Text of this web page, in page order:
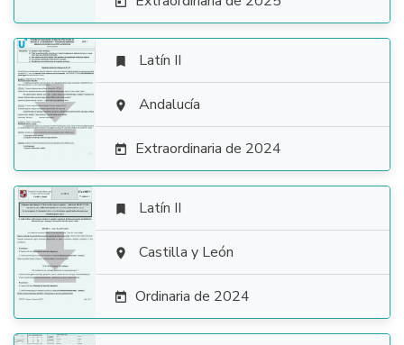

 Latín II
 Andalucía
 Extraordinaria de 2024

 Latín II
 Castilla y León
 Ordinaria de 2024